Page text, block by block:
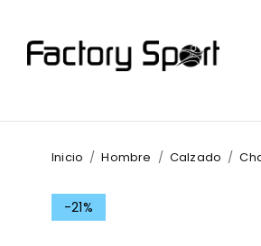
Inicio / Hombre / Calzado /
-21%